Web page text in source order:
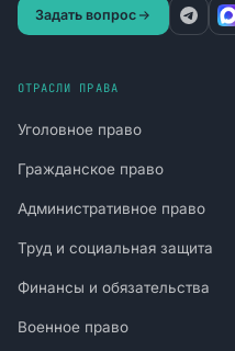
Задать вопрос
ОТРАСЛИ ПРАВА
Уголовное право
Гражданское право
Административное право
Труд и социальная защита
Финансы и обязательства
Военное право